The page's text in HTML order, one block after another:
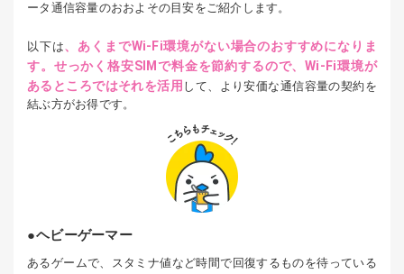
ータ通信容量のおおよその目安をご紹介します。
以下は、あくまでWi-Fi環境がない場合のおすすめになりま
す。せっかく格安SIMで料金を節約するので、Wi-Fi環境が
あるところではそれを活用 して、より安価な通信容量の契約を
結ぶ方がお得です。
ヘビーゲーマー
あるゲームで、スタミナ値など時間で回復するものを待っている